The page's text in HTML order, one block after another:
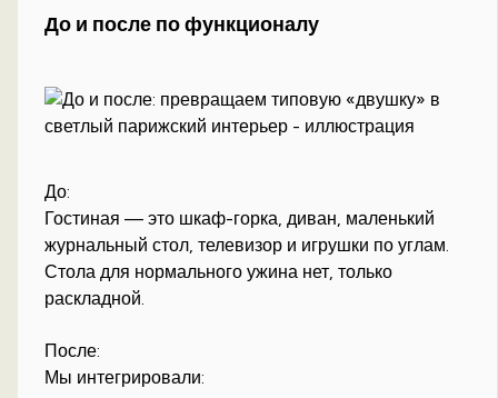
До и после по функционалу
До:
Гостиная — это шкаф-горка, диван, маленький
журнальный стол, телевизор и игрушки по углам.
Стола для нормального ужина нет, только
раскладной.
После:
Мы интегрировали: